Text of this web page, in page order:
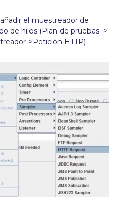
el muestreador de
de hilos (Plan de pruebas ->
>Petición HTTP)